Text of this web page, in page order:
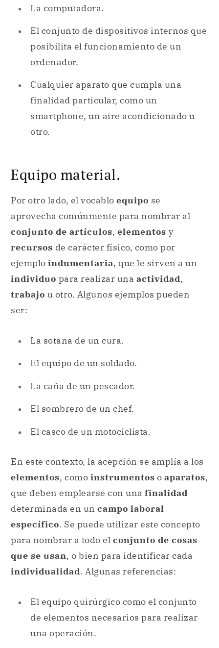
La computadora.
El conjunto de dispositivos internos que
posibilita el funcionamiento de un
ordenador.
Cualquier aparato que cumpla una
finalidad particular, como un
smartphone, un aire acondicionado u
otro.
Equipo material.
Por otro lado, el vocablo equipo se
aprovecha comúnmente para nombrar al
conjunto de artículos, elementos y
recursos de carácter físico, como por
ejemplo indumentaria, que le sirven a un
individuo para realizar una actividad,
trabajo u otro. Algunos ejemplos pueden
ser:
La sotana de un cura.
El equipo de un soldado.
La caña de un pescador.
El sombrero de un chef.
El casco de un motociclista.
En este contexto, la acepción se amplía a los
elementos, como instrumentos o aparatos,
que deben emplearse con una finalidad
determinada en un campo laboral
específico. Se puede utilizar este concepto
para nombrar a todo el conjunto de cosas
que se usan, o bien para identificar cada
individualidad. Algunas referencias:
El equipo quirúrgico como el conjunto
de elementos necesarios para realizar
una operación.